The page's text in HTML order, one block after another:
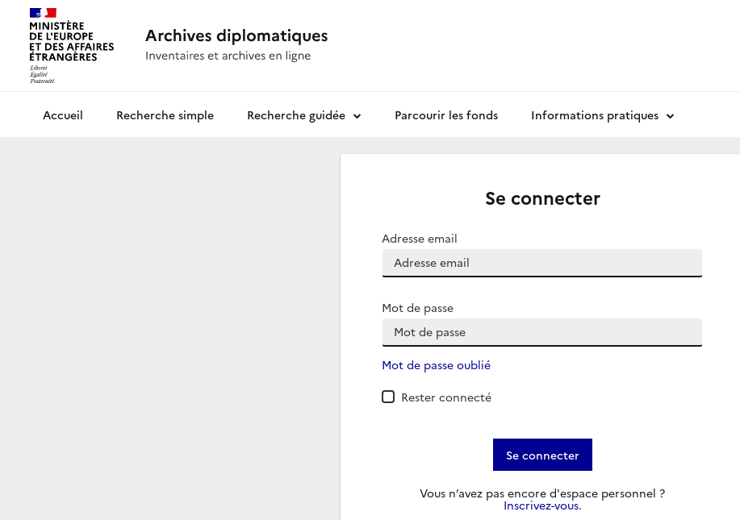
Archives diplomatiquesRecherche simple Recherche guidée Parcourir les fonds Informations pratiques
Se connecter
Adresse email
Mot de passe
Mot de passe oublié
Rester connecté
Se connecter
Vous n’avez pas encore d'espace personnel ?
Inscrivez-vous.